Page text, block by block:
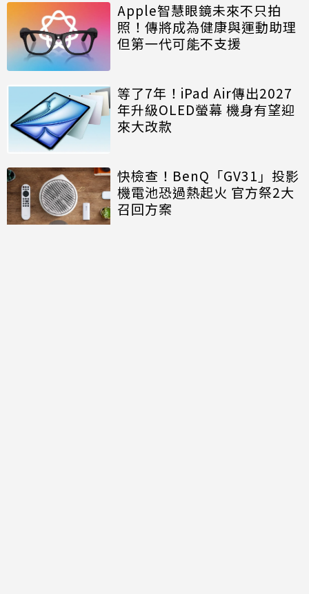
Apple智慧眼鏡未來不只拍
照！傳將成為健康與運動助理
但第一代可能不支援
等了7年！iPad Air傳出2027
年升級OLED螢幕 機身有望迎
來大改款
快檢查！BenQ「GV31」投影
機電池恐過熱起火 官方祭2大
召回方案